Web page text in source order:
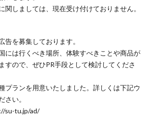
しましては、現在受け付けておりません。
告を募集しております。
には行くべき場所、体験すべきことや商品が
すので、ぜひPR手段として検討してくださ
プランを用意いたしました。詳しくは下記ウ
さい。
su-tu.jp/ad/